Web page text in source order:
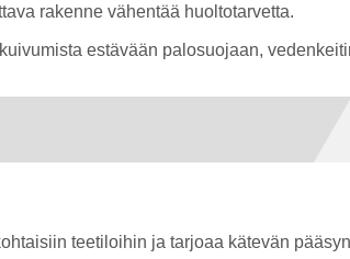
rakenne vähentää huoltotarvetta.
estävään palosuojaan,
teetiloihin ja tarjoaa kätevän